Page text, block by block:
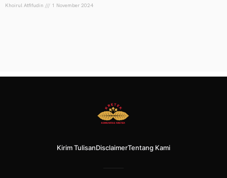
Khoirul Atfifudin 1 November 2024
Kirim TulisanDisclaimerTentang Kami